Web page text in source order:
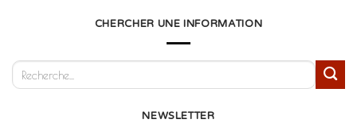
CHERCHER UNE INFORMATION
NEWSLETTER